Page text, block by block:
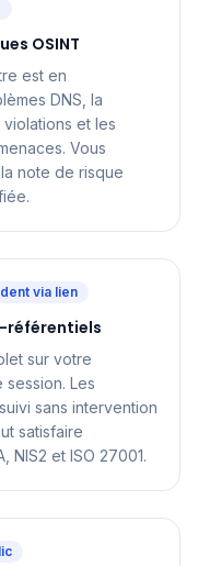
OSINT
est en
DNS, la
et les
Vous
note de risque
via lien
référentiels
sur votre
Les
sans intervention
satisfaire
NIS2 et ISO 27001.